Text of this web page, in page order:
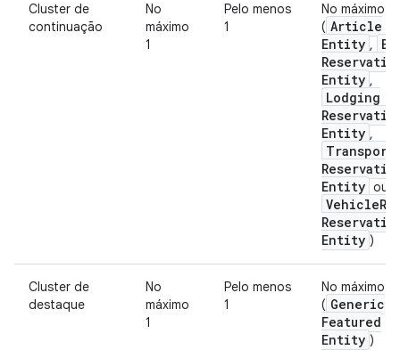
Cluster de
continuação
No
máximo
1
Pelo menos
1
No máximo
( Article
Entity ,
Entity ,
Lodging
Entity ,
Entity ou
Vehicle
Entity )
Cluster de
destaque
No
máximo
1
Pelo menos
1
No máximo
( Generic
Featured
Entity )